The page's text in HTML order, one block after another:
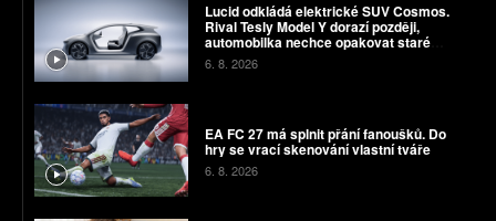
Lucid odkládá elektrické SUV Cosmos.
Rival Tesly Model Y dorazí později,
automobilka nechce opakovat staré
chyby
6. 8. 2026
EA FC 27 má splnit přání fanoušků. Do
hry se vrací skenování vlastní tváře
6. 8. 2026